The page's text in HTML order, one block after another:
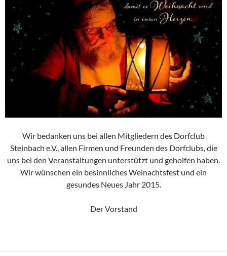
Wir bedanken uns bei allen Mitgliedern des Dorfclub
Steinbach e.V., allen Firmen und Freunden des Dorfclubs, die
uns bei den Veranstaltungen unterstützt und geholfen haben.
Wir wünschen ein besinnliches Weinachtsfest und ein
gesundes Neues Jahr 2015.
Der Vorstand